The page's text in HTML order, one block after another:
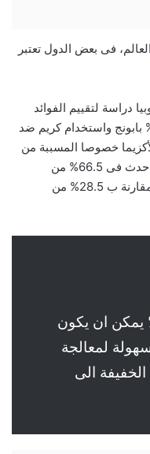
فى بعض الدول تعتبر
دراسة لتقييم الفوائد
لاستخدام كريم يحتوي على 10% بابونج واستخدام كريم ضد
لعلاج الأكزيما خصوصا المسببة من
الفطريات، واشاروا الى ان الشفاء التام حدث فى 66.5% من
الأشخاص الذين استخدموا كريم الزعتر مقارنة ب 28.5% من
الزعتر بنسبة 3% يمكن ان يكون
لمعالجة
الى